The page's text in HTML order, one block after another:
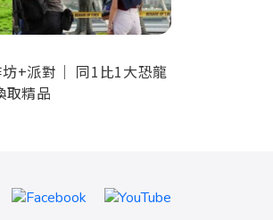
+派對｜ 同1比1大恐龍
取精品